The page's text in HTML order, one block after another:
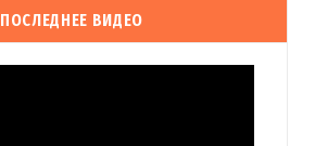
ПОСЛЕДНЕЕ ВИДЕО